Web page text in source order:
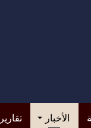
الأخبار